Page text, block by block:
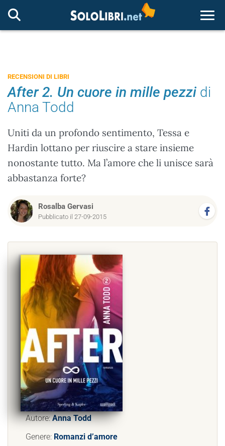
RECENSIONI DI LIBRI
After 2. Un cuore in mille pezzi di
Anna Todd
Uniti da un profondo sentimento, Tessa e
Hardin lottano per riuscire a stare insieme
nonostante tutto. Ma l’amore che li unisce sarà
abbastanza forte?
Rosalba Gervasi
Pubblicato il 27-09-2015
Autore:Anna Todd
Genere: Romanzi d’amore